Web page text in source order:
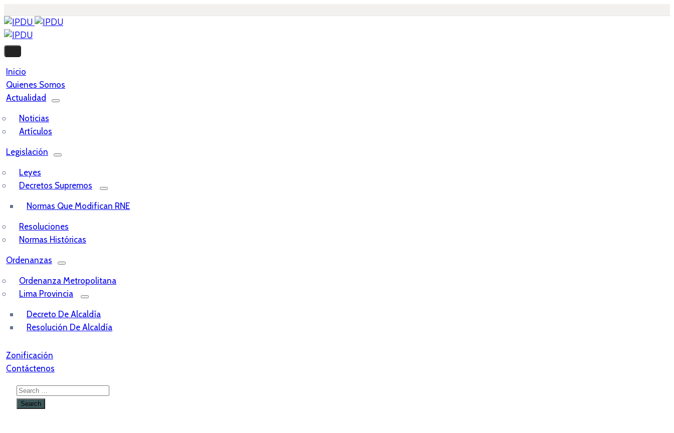
Inicio
Quienes Somos
Actualidad
Noticias
Artículos
Legislación
Leyes
Decretos Supremos
Normas Que Modifican RNE
Resoluciones
Normas Históricas
Ordenanzas
Ordenanza Metropolitana
Lima Provincia
Decreto De Alcaldía
Resolución De Alcaldía
Zonificación
Contáctenos